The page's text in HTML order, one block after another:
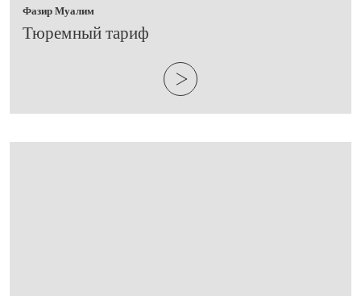
Фазир Муалим
​Тюремный тариф